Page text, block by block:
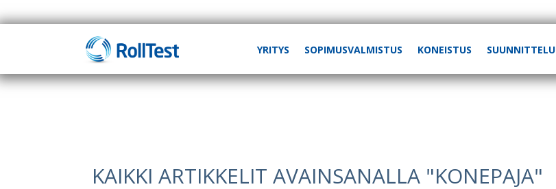
YRITYS SOPIMUSVALMISTUS KONEISTUS SUUNNITTELU
KAIKKI ARTIKKELIT AVAINSANALLA "KONEPAJA"